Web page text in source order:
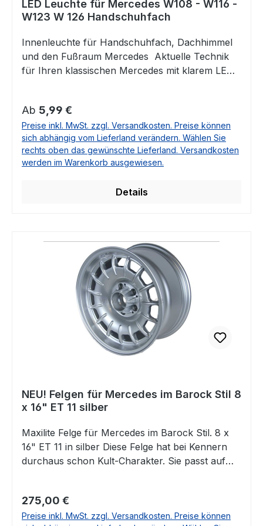
LED Leuchte für Mercedes W108 - W116 -
W123 W 126 Handschuhfach
Innenleuchte für Handschuhfach, Dachhimmel
und den Fußraum Mercedes Aktuelle Technik
für Ihren klassischen Mercedes mit klarem LED
Steckverbinder passen eins zu eins und können
direkt umgesetzt werden. Ersetzt Original Teil
Nr. 1268201301 Bitte wählen Sie die passende
Stückzahl im Auswahlfeld. Diese Leuchte passt
ins Handschuhfach der Mercedes
W108Mercedes W109Mercedes W114Mercedes
W210 Für die Modelle W107 SL und SLC passt
die Leuchte ebenfalls als Fußraumbeleuchtung
und die Innenbeleuchtung (siehe Bilder), für den
W201 als Innenbeleuchtung.
Regulärer Preis:
Ab 5,99 €
Preise inkl. MwSt. zzgl. Versandkosten. Preise können
sich abhängig vom Lieferland verändern. Wählen Sie
rechts oben das gewünschte Lieferland. Versandkosten
werden im Warenkorb ausgewiesen.
Details
NEU! Felgen für Mercedes im Barock Stil 8
x 16" ET 11 silber
Maxilite Felge für Mercedes im Barock Stil. 8 x
16" ET 11 in silber Diese Felge hat bei Kennern
durchaus schon Kult-Charakter. Sie passt auf
R107. Enthalten ist jeweils das entsprechende
Gutachten. Die Lieferung erfolgt OHNE
Regulärer Preis:
275,00 €
Preise inkl. MwSt. zzgl. Versandkosten. Preise können